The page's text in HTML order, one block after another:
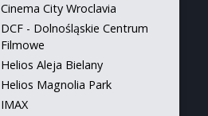
Cinema City Wroclavia
DCF - Dolnośląskie Centrum
Filmowe
Helios Aleja Bielany
Helios Magnolia Park
IMAX